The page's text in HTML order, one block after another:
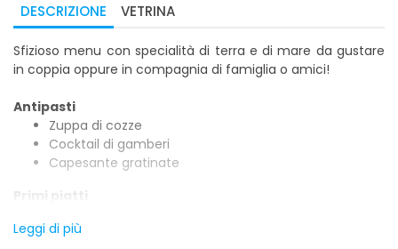
DESCRIZIONE VETRINA
Sfizioso menu con specialità di terra e di mare da gustare
in coppia oppure in compagnia di famiglia o amici!
Antipasti
Zuppa di cozze
Cocktail di gamberi
Capesante gratinate
Primi piatti
Risotto ai frutti di mare
Leggi di più